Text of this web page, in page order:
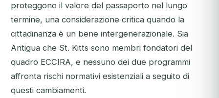
proteggono il valore del passaporto nel lungo
termine, una considerazione critica quando la
cittadinanza è un bene intergenerazionale. Sia
Antigua che St. Kitts sono membri fondatori del
quadro ECCIRA, e nessuno dei due programmi
affronta rischi normativi esistenziali a seguito di
questi cambiamenti.